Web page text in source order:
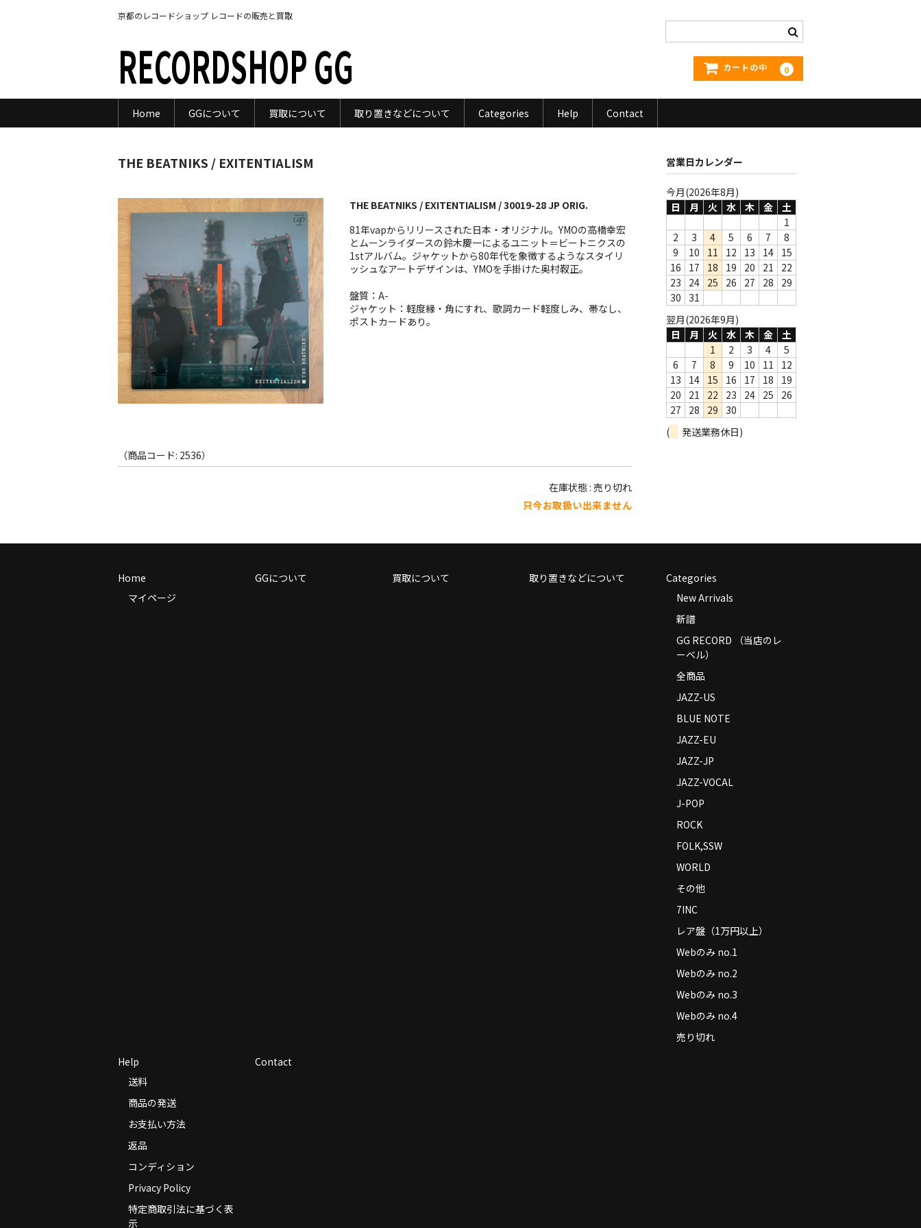
京都のレコードショップ レコードの販売と買取
RECORDSHOP GG カートの中 0
Home GGについて 買取について 取り置きなどについて Categories Help Contact
THE BEATNIKS / EXITENTIALISM
THE BEATNIKS / EXITENTIALISM / 30019-28 JP ORIG.
81年vapからリリースされた日本・オリジナル。YMOの高橋幸宏
とムーンライダースの鈴木慶一によるユニット＝ビートニクスの
1stアルバム。ジャケットから80年代を象徴するようなスタイリ
ッシュなアートデザインは、YMOを手掛けた奥村靫正。
盤質：A-
ジャケット：軽度縁・角にすれ、歌詞カード軽度しみ、帯なし、
ポストカードあり。
（商品コード: 2536）
在庫状態 : 売り切れ
只今お取扱い出来ません
営業日カレンダー
今月(2026年8月)
日
月 火 水 木 金
土
1
2
3 4 5 6 7
8
9
10 11 12 13 14 15
16
17 18 19 20 21
22
23
24 25 26 27 28
29
30
31
翌月(2026年9月)
日
月 火 水 木 金
土
1
2 3 4
5
6
7 8 9 10 11
12
13
14 15 16 17 18
19
20
21 22 23 24 25
26
27
28 29
30
(
発送業務休日)
Home
マイページ
GGについて 買取について 取り置きなどについて
Categories
New Arrivals
新譜
GG RECORD （当店のレ
ーベル）
全商品
JAZZ-US
BLUE NOTE
JAZZ-EU
JAZZ-JP
JAZZ-VOCAL
J-POP
ROCK
FOLK,SSW
WORLD
その他
7INC
レア盤（1万円以上）
Webのみ no.1
Webのみ no.2
Webのみ no.3
Webのみ no.4
売り切れ
Help
送料
商品の発送
お支払い方法
返品
コンディション
Privacy Policy
特定商取引法に基づく表
示
Contact